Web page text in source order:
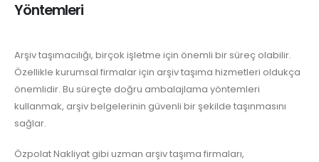
Yöntemleri
Arşiv taşımacılığı, birçok işletme için önemli bir süreç olabilir.
Özellikle kurumsal firmalar için arşiv taşıma hizmetleri oldukça
önemlidir. Bu süreçte doğru ambalajlama yöntemleri
kullanmak, arşiv belgelerinin güvenli bir şekilde taşınmasını
sağlar.
Özpolat Nakliyat gibi uzman arşiv taşıma firmaları,